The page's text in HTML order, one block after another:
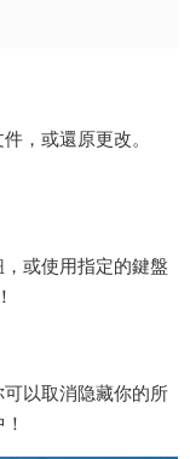
，或還原更改。
或使用指定的鍵盤
以取消隐藏你的所